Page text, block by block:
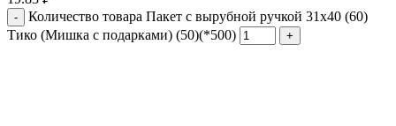
Количество товара Пакет с вырубной ручкой 31х40 (60)
Тико (Мишка с подарками) (50)(*500)